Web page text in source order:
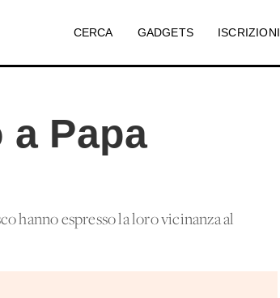
CERCA GADGETS ISCRIZIONI
Papa
hanno espresso la loro vicinanza al